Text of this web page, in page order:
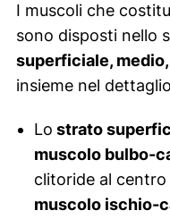
I muscoli che
sono disposti nello
superficiale,
insieme nel
Lo strato
muscolo bulbo-
clitoride al
muscolo ischio-